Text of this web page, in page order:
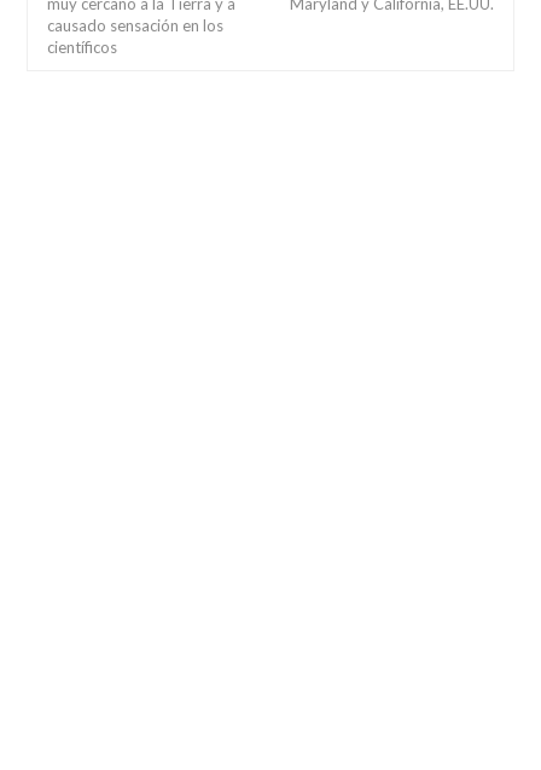
causado sensación en los
científicos